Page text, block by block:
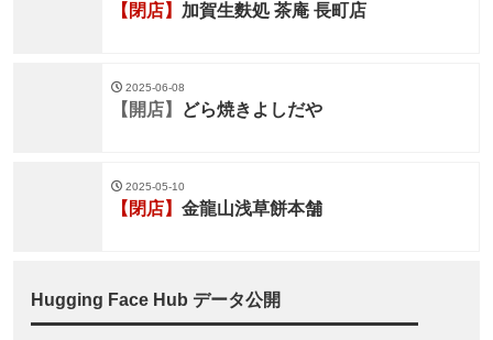
【閉店】 加賀生麩処 茶庵 長町店
2025-06-08
【開店】 どら焼きよしだや
2025-05-10
【閉店】 金龍山浅草餅本舗
Hugging Face Hub データ公開